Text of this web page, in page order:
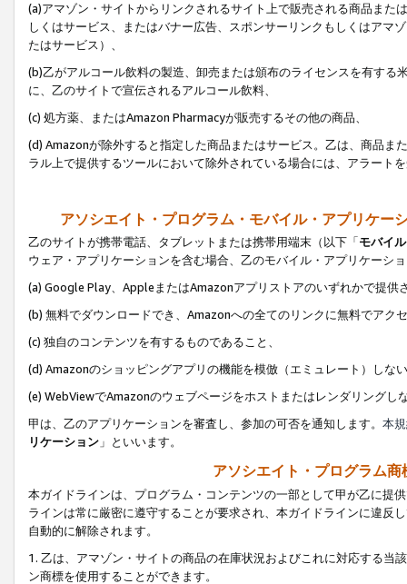
(a)アマゾン・サイトからリンクされるサイト上で販売される商品ま
しくはサービス、またはバナー広告、スポンサーリンクもしくはアマ
たはサービス）、
(b)乙がアルコール飲料の製造、卸売または頒布のライセンスを有す
に、乙のサイトで宣伝されるアルコール飲料、
(c) 処方薬、またはAmazon Pharmacyが販売するその他の商品、
(d) Amazonが除外すると指定した商品またはサービス。乙は、商品ま
ラル上で提供するツールにおいて除外されている場合には、アラート
アソシエイト・プログラム・モバイル・アプリケー
乙のサイトが携帯電話、タブレットまたは携帯用端末（以下「モバイ
ウェア・アプリケーションを含む場合、乙のモバイル・アプリケーシ
(a) Google Play、AppleまたはAmazonアプリストアのいずれかで提供
(b) 無料でダウンロードでき、Amazonへの全てのリンクに無料でアク
(c) 独自のコンテンツを有するものであること、
(d) Amazonのショッピングアプリの機能を模倣（エミュレート）しな
(e) WebViewでAmazonのウェブページをホストまたはレンダリングし
甲は、乙のアプリケーションを審査し、参加の可否を通知します。 本
リケーション 」といいます。
アソシエイト・プログラム
本ガイドラインは、プログラム・コンテンツの一部として甲が乙に提
ラインは常に厳密に遵守することが要求され、本ガイドラインに違反
自動的に解除されます。
1. 乙は、アマゾン・サイトの商品の在庫状況およびこれに対応する
ン商標を使用することができます。